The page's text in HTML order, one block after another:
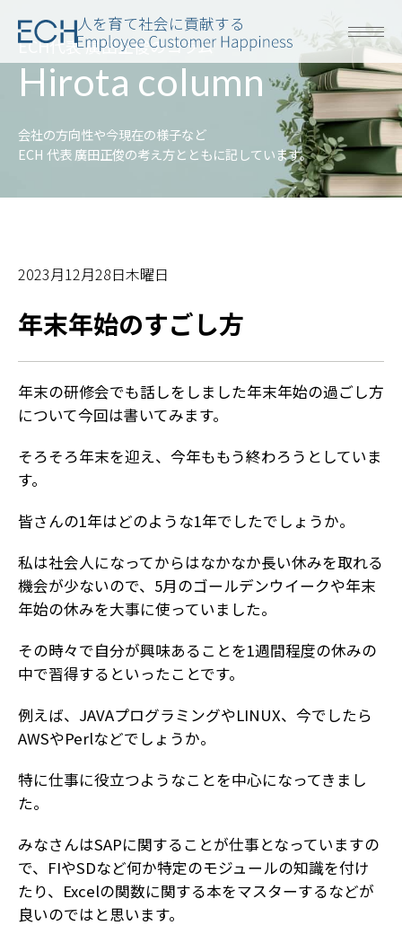
人を育て社会に貢献する
ECH代表 廣田正俊のコラム
Hirota column
会社の方向性や今現在の様子など
ECH 代表 廣田正俊の考え方とともに記しています。
2023月12月28日木曜日
年末年始のすごし方
年末の研修会でも話しをしました年末年始の過ごし方
について今回は書いてみます。
そろそろ年末を迎え、今年ももう終わろうとしていま
す。
皆さんの1年はどのような1年でしたでしょうか。
私は社会人になってからはなかなか長い休みを取れる
機会が少ないので、5月のゴールデンウイークや年末
年始の休みを大事に使っていました。
その時々で自分が興味あることを1週間程度の休みの
中で習得するといったことです。
例えば、JAVAプログラミングやLINUX、今でしたら
AWSやPerlなどでしょうか。
特に仕事に役立つようなことを中心になってきまし
た。
みなさんはSAPに関することが仕事となっていますの
で、FIやSDなど何か特定のモジュールの知識を付け
たり、Excelの関数に関する本をマスターするなどが
良いのではと思います。